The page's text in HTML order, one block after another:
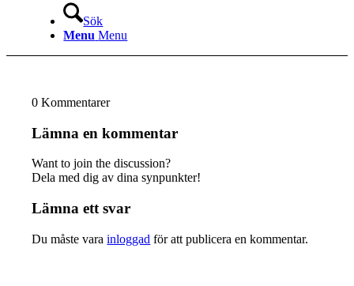
Sök
Menu Menu
0 Kommentarer
Lämna en kommentar
Want to join the discussion?
Dela med dig av dina synpunkter!
Lämna ett svar
Du måste varainloggad för att publicera en kommentar.